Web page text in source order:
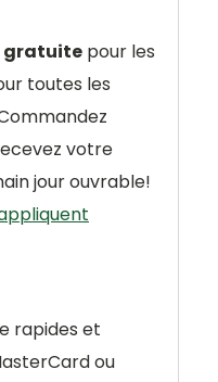
gratuite pour les
toutes les
votre
jour ouvrable!
rapides et
ou